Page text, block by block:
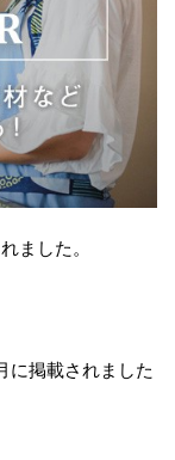
ました。
に掲載されました